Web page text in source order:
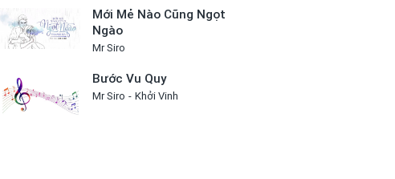
Mới Mẻ Nào Cũng Ngọt
Ngào
Mr Siro
Bước Vu Quy
Mr Siro Khởi Vinh